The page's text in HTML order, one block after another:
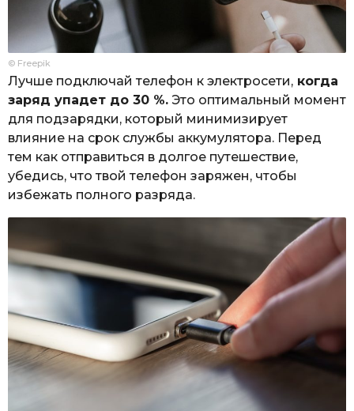
© Freepik
Лучше подключай телефон к электросети, когда
заряд упадет до 30 %. Это оптимальный момент
для подзарядки, который минимизирует
влияние на срок службы аккумулятора. Перед
тем как отправиться в долгое путешествие,
убедись, что твой телефон заряжен, чтобы
избежать полного разряда.